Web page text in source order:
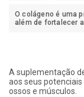
O colágeno é uma
além de fortalecer
A suplementação
aos seus
ossos e músculos.